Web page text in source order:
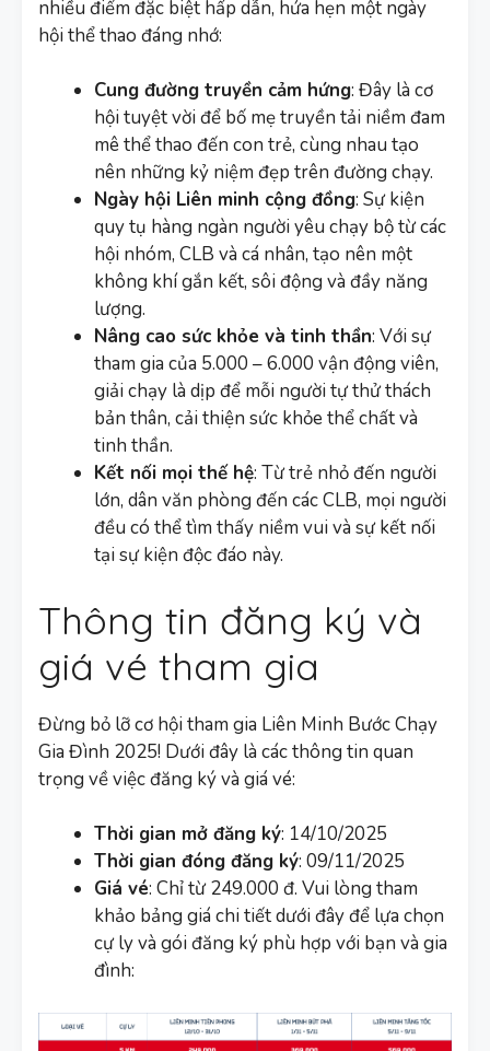
nhiều điểm đặc biệt hấp dẫn, hứa hẹn một ngày
hội thể thao đáng nhớ:
Cung đường truyền cảm hứng: Đây là cơ
hội tuyệt vời để bố mẹ truyền tải niềm đam
mê thể thao đến con trẻ, cùng nhau tạo
nên những kỷ niệm đẹp trên đường chạy.
Ngày hội Liên minh cộng đồng: Sự kiện
quy tụ hàng ngàn người yêu chạy bộ từ các
hội nhóm, CLB và cá nhân, tạo nên một
không khí gắn kết, sôi động và đầy năng
lượng.
Nâng cao sức khỏe và tinh thần: Với sự
tham gia của 5.000 – 6.000 vận động viên,
giải chạy là dịp để mỗi người tự thử thách
bản thân, cải thiện sức khỏe thể chất và
tinh thần.
Kết nối mọi thế hệ: Từ trẻ nhỏ đến người
lớn, dân văn phòng đến các CLB, mọi người
đều có thể tìm thấy niềm vui và sự kết nối
tại sự kiện độc đáo này.
Thông tin đăng ký và
giá vé tham gia
Đừng bỏ lỡ cơ hội tham gia Liên Minh Bước Chạy
Gia Đình 2025! Dưới đây là các thông tin quan
trọng về việc đăng ký và giá vé:
Thời gian mở đăng ký: 14/10/2025
Thời gian đóng đăng ký: 09/11/2025
Giá vé: Chỉ từ 249.000 đ. Vui lòng tham
khảo bảng giá chi tiết dưới đây để lựa chọn
cự ly và gói đăng ký phù hợp với bạn và gia
đình: